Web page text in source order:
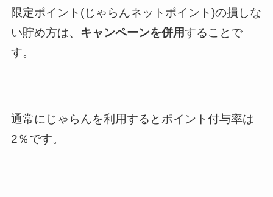
限定ポイント(じゃらんネットポイント)の損しな
い貯め方は、 キャンペーンを併用することで
す。
通常にじゃらんを利用するとポイント付与率は
2％です。